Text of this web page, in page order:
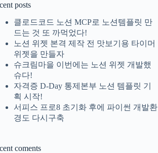
posts
클로드코드 노션 MCP로 노션템플릿 만
드는 것 또 까먹었다!
노션 위젯 본격 제작 전 맛보기용 타이머
위젯을 만들자
슈크림마을 이번에는 노션 위젯 개발했
슈다!
자격증 D-Day 통제본부 노션 템플릿 기
획 시작!
서피스 프로8 초기화 후에 파이썬 개발환
경도 다시구축
coments